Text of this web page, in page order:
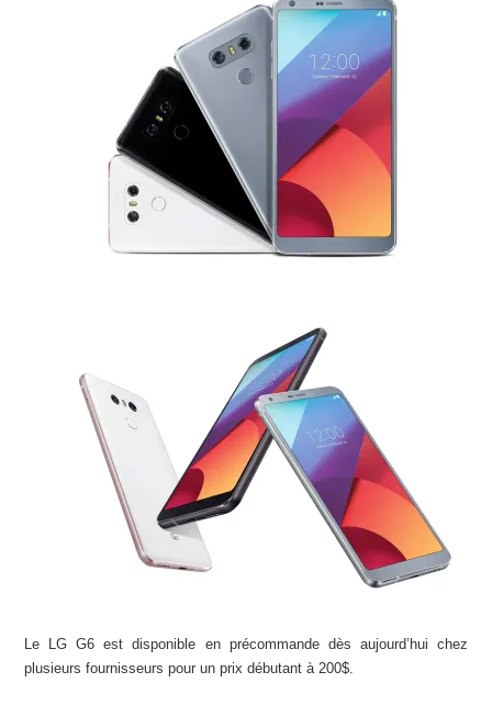
Le LG G6 est disponible en précommande dès aujourd’hui chez
plusieurs fournisseurs pour un prix débutant à 200$.